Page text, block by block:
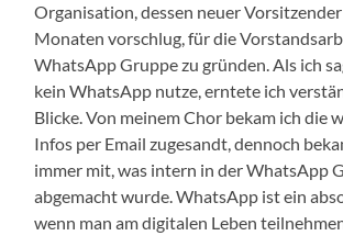
Organisation, dessen neuer
Monaten vorschlug, für die
WhatsApp Gruppe zu gründen. Als ich
kein WhatsApp nutze, erntete ich
Blicke. Von meinem Chor bekam ich die
Infos per Email zugesandt, dennoch
immer mit, was intern in der WhatsApp
abgemacht wurde. WhatsApp ist ein
wenn man am digitalen Leben